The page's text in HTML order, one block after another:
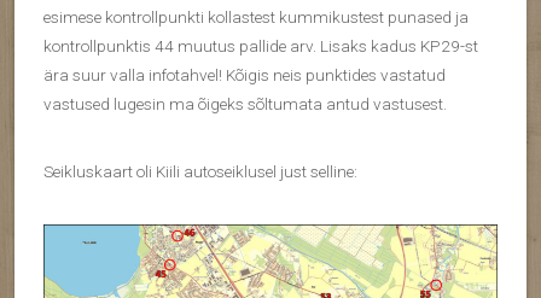
esimese kontrollpunkti kollastest kummikustest punased ja
kontrollpunktis 44 muutus pallide arv. Lisaks kadus KP29-st
ära suur valla infotahvel! Kõigis neis punktides vastatud
vastused lugesin ma õigeks sõltumata antud vastusest.
Seikluskaart oli Kiili autoseiklusel just selline: